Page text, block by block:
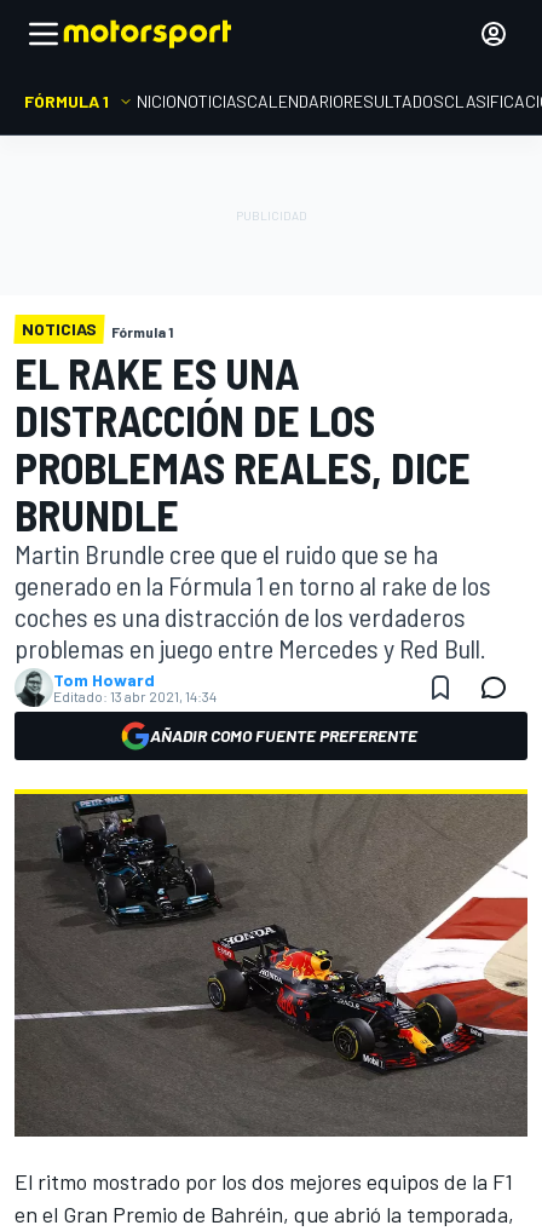
FÓRMULA 1 INICIONOTICIASCALENDARIORESULTADOS
NOTICIAS Fórmula 1
EL RAKE ES UNA
DISTRACCIÓN DE LOS
PROBLEMAS REALES, DICE
BRUNDLE
Martin Brundle cree que el ruido que se ha
generado en la Fórmula 1 en torno al rake de los
coches es una distracción de los verdaderos
problemas en juego entre Mercedes y Red Bull.
Tom Howard
Editado: 13 abr 2021, 14:34
AÑADIR COMO FUENTE PREFERENTE
El ritmo mostrado por los dos mejores equipos de la F1
en el Gran Premio de Bahréin, que abrió la temporada,